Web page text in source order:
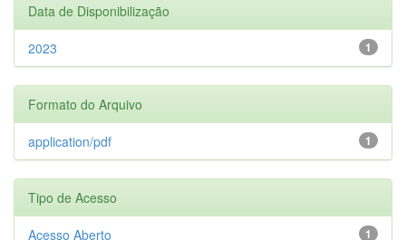
Data de Disponibilização
1
2023
Formato do Arquivo
1
application/pdf
Tipo de Acesso
1
Acesso Aberto